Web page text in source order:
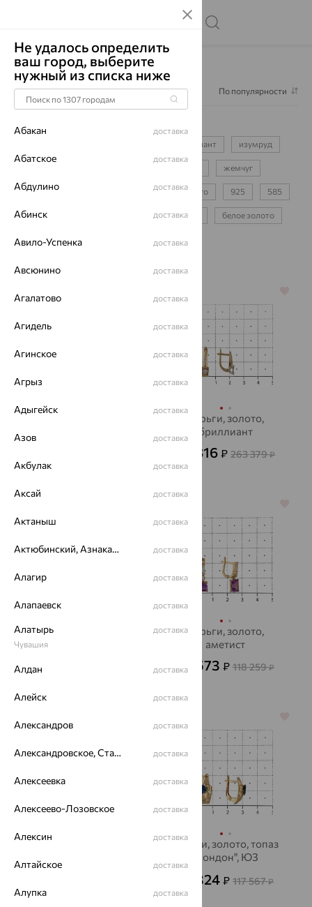
Главная Каталог Серьги
Фильтр По популярности
бриллиант изумруд
жемчуг
протяжки детские конго 925 585
750 желтое золото белое золото
золотые серебряные
Серьги, золото,
Серьги, золото,
бриллиант
94 816₽ 263 379₽
Серьги, золото,
101 053
Серьги, золото,
аметист
42 573 ₽ 118 259₽
Серьги, золото, микс
камнями, Kabarovsky
Серьги, золото, топаз
"лондон", ЮЗ
42 324₽ 117 567₽
Не удалось определить
ваш город, выберите
нужный из списка ниже
Абакан доставка
Абатское доставка
Абдулино доставка
Абинск доставка
Авило-Успенка доставка
Авсюнино доставка
Агалатово доставка
Агидель доставка
Агинское доставка
Агрыз доставка
Адыгейск доставка
Азов доставка
Акбулак доставка
Аксай доставка
Актаныш доставка
Актюбинский, Азнакаевский район доставка
Алагир доставка
Алапаевск доставка
Алатырь
Чувашия
доставка
Алдан доставка
Алейск доставка
Александров доставка
Александровское, Ставропольский край доставка
Алексеевка доставка
Алексеево-Лозовское доставка
Алексин доставка
Алтайское доставка
Алупка доставка